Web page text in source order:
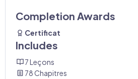
Completion Awards
Certificat
Includes
7 Leçons
78 Chapitres